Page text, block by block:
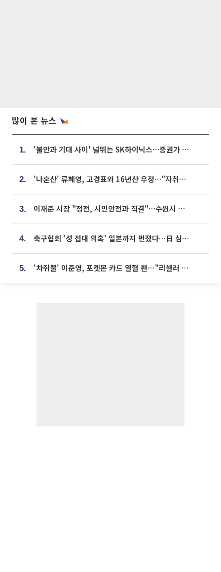
많이 본 뉴스
1. '불안과 기대 사이' 널뛰는 SK하이닉스…증권가 "HBM4·LTA 기반 펀터멘털 견고"
2. '나혼산' 류혜영, 고경표와 16년산 우정…"자취방서 부모님과 마주쳐"
3. 이재준 시장 "정전, 시민안전과 직결"…수원시 비상대응체계 가동
4. 축구협회 '성 접대 의혹' 일본까지 번졌다…日 심판 실명 공개
5. '차쥐뿔' 이준영, 포켓몬 카드 열혈 팬⋯"리셀러 처단할 것"